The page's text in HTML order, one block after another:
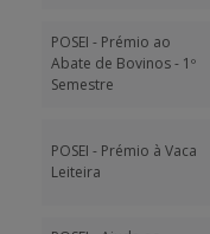
POSEI - Prémio ao
Abate de Bovinos - 1º
Semestre
POSEI - Prémio à Vaca
Leiteira